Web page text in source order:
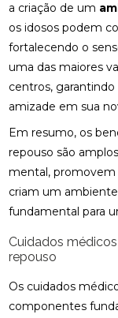
a criação de um
os idosos podem
fortalecendo o
uma das maiores
centros,
amizade em sua
Em resumo, os
repouso são
mental, promovem
criam um
fundamental para
Cuidados
repouso
Os cuidados
componentes